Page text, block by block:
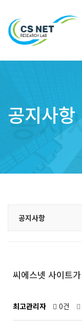
공지사항
공지사항
씨에스넷 사이트
최고관리자 0건